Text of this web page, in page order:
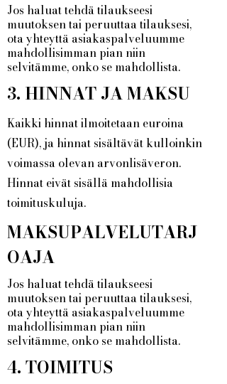
Jos haluat tehdä tilaukseesi
muutoksen tai peruuttaa tilauksesi,
ota yhteyttä asiakaspalveluumme
mahdollisimman pian niin
selvitämme, onko se mahdollista.
3. HINNAT JA MAKSU
Kaikki hinnat ilmoitetaan euroina
(EUR), ja hinnat sisältävät kulloinkin
voimassa olevan arvonlisäveron.
Hinnat eivät sisällä mahdollisia
toimituskuluja.
MAKSUPALVELUTARJ
OAJA
Jos haluat tehdä tilaukseesi
muutoksen tai peruuttaa tilauksesi,
ota yhteyttä asiakaspalveluumme
mahdollisimman pian niin
selvitämme, onko se mahdollista.
4. TOIMITUS